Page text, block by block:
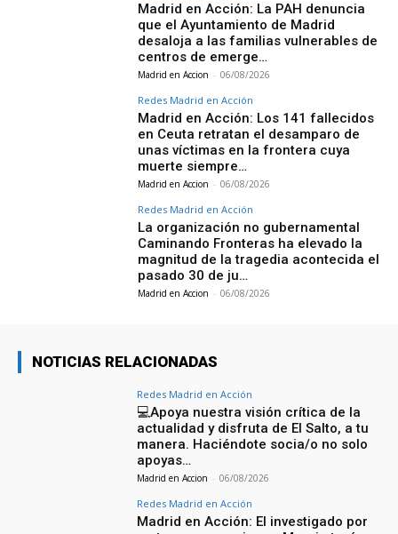
Madrid en Acción: La PAH denuncia
que el Ayuntamiento de Madrid
desaloja a las familias vulnerables de
centros de emerge…
Madrid en Accion - 06/08/2026
Redes Madrid en Acción
Madrid en Acción: Los 141 fallecidos
en Ceuta retratan el desamparo de
unas víctimas en la frontera cuya
muerte siempre…
Madrid en Accion - 06/08/2026
Redes Madrid en Acción
La organización no gubernamental
Caminando Fronteras ha elevado la
magnitud de la tragedia acontecida el
pasado 30 de ju…
Madrid en Accion - 06/08/2026
NOTICIAS RELACIONADAS
Redes Madrid en Acción
💻Apoya nuestra visión crítica de la
actualidad y disfruta de El Salto, a tu
manera. Haciéndote socia/o no solo
apoyas…
Madrid en Accion - 06/08/2026
Redes Madrid en Acción
Madrid en Acción: El investigado por